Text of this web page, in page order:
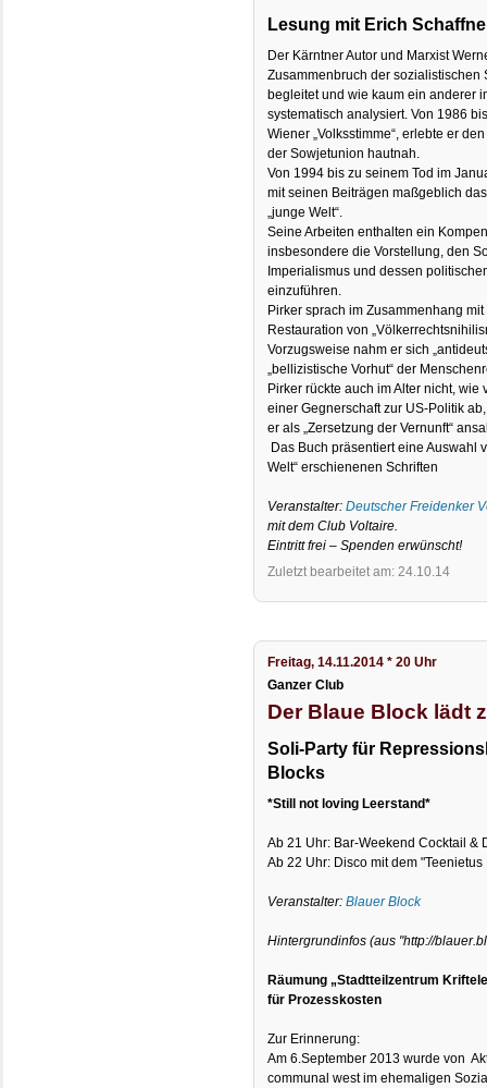
Lesung mit Erich
Der Kärntner Autor und Marxist
Zusammenbruch der
begleitet und wie kaum ein anderer
systematisch analysiert. Von 1986
Wiener „Volksstimme“, erlebte er
der Sowjetunion hautnah.
Von 1994 bis zu seinem Tod im
mit seinen Beiträgen maßgeblich
„junge Welt“.
Seine Arbeiten enthalten ein
insbesondere die Vorstellung, den
Imperialismus und dessen
einzuführen.
Pirker sprach im Zusammenhang
Restauration von
Vorzugsweise nahm er sich
„bellizistische Vorhut“ der
Pirker rückte auch im Alter nicht,
einer Gegnerschaft zur US-Politik
er als „Zersetzung der Vernunft“
Das Buch präsentiert eine Auswahl
Welt“ erschienenen Schriften
Veranstalter:Deutscher Freidenker
mit dem Club Voltaire.
Eintritt frei – Spenden erwünscht!
Zuletzt bearbeitet am: 24.10.14
Freitag, 14.11.2014 * 20 Uhr
Ganzer Club
Der Blaue Block lädt
Soli-Party für
Blocks
*Still not loving Leerstand*
Ab 21 Uhr: Bar-Weekend Cocktail &
Ab 22 Uhr: Disco mit dem
Veranstalter:Blauer Block
Hintergrundinfos (aus "http://
Räumung „Stadtteilzentrum
für Prozesskosten
Zur Erinnerung:
Am 6.September 2013 wurde von
communal west im ehemaligen